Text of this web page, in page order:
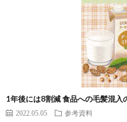
1年後には8割減 食品への毛髪混入
2022.05.05 参考資料